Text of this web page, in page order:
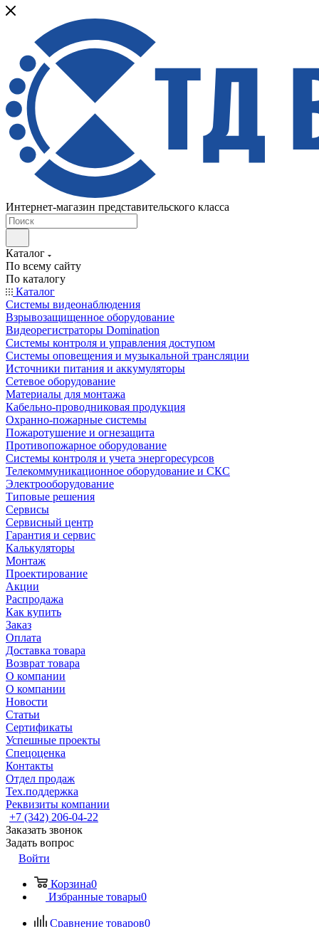
Интернет-магазин представительского класса
Каталог
По всему сайту
По каталогу
Каталог
Системы видеонаблюдения
Взрывозащищенное оборудование
Видеорегистраторы Domination
Системы контроля и управления доступом
Системы оповещения и музыкальной трансляции
Источники питания и аккумуляторы
Сетевое оборудование
Материалы для монтажа
Кабельно-проводниковая продукция
Охранно-пожарные системы
Пожаротушение и огнезащита
Противопожарное оборудование
Системы контроля и учета энергоресурсов
Телекоммуникационное оборудование и СКС
Электрооборудование
Типовые решения
Сервисы
Сервисный центр
Гарантия и сервис
Калькуляторы
Монтаж
Проектирование
Акции
Распродажа
Как купить
Заказ
Оплата
Доставка товара
Возврат товара
О компании
О компании
Новости
Статьи
Сертификаты
Успешные проекты
Спецоценка
Контакты
Отдел продаж
Тех.поддержка
Реквизиты компании
+7 (342) 206-04-22
Заказать звонок
Задать вопрос
Войти
Корзина0
Избранные товары0
Сравнение товаров0